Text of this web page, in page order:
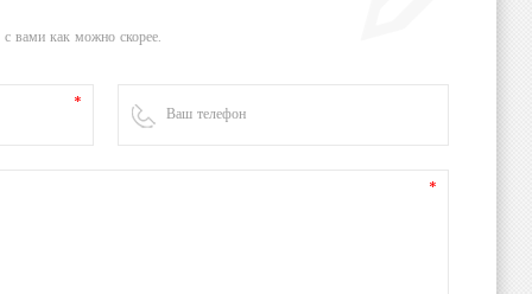
вами как можно скорее.